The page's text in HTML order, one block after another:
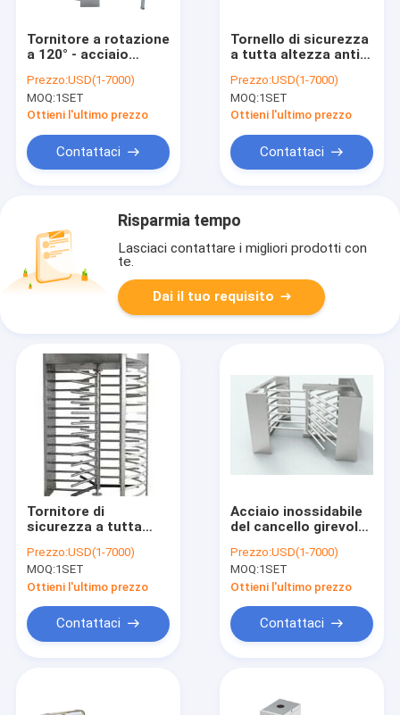
Tornitore a rotazione
a 120° - acciaio
di ruggine, per la
sicurezza delle
ferrovie/stazioni
Prezzo:USD(1-7000)
MOQ:1SET
Ottieni l'ultimo prezzo
Contattaci
Tornello di sicurezza
a tutta altezza anti-
LED - Robusto per
strutture militari e ad
alta sicurezza
Prezzo:USD(1-7000)
MOQ:1SET
Ottieni l'ultimo prezzo
Contattaci
Risparmia tempo
Lasciaci contattare i migliori prodotti con
te.
Dai il tuo requisito
Tornitore di
sicurezza a tutta
singolo, acciaio
inossidabile 304, per
stazione della
metropolitana
Prezzo:USD(1-7000)
MOQ:1SET
Ottieni l'ultimo prezzo
Contattaci
Acciaio inossidabile
del cancello girevole
alta efficienza un
modo per i parchi di
divertimenti
Prezzo:USD(1-7000)
MOQ:1SET
Ottieni l'ultimo prezzo
Contattaci